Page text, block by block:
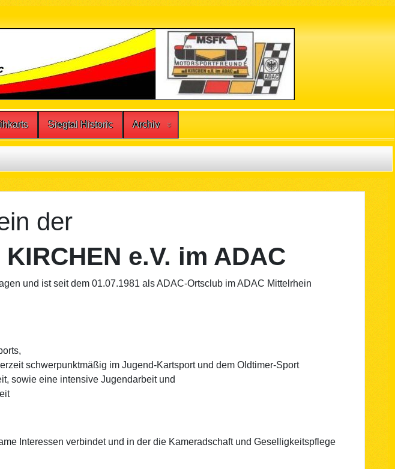
Siegtal Historic Archiv
der
e.V. im ADAC
und ist seit dem 01.07.1981 als ADAC-Ortsclub im ADAC Mittelrhein
schwerpunktmäßig im Jugend-Kartsport und dem Oldtimer-Sport
sowie eine intensive Jugendarbeit und
Interessen verbindet und in der die Kameradschaft und Geselligkeitspflege